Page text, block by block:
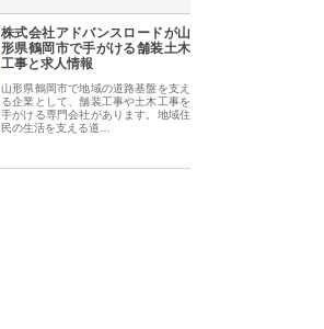
株式会社アドバンスロードが山
形県鶴岡市で手がける舗装土木
工事と求人情報
山形県鶴岡市で地域の道路基盤を支え
る企業として、舗装工事や土木工事を
手がける専門会社があります。地域住
民の生活を支える道…